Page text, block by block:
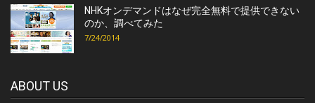
NHKオンデマンドはなぜ完全無料で提供できない
のか、調べてみた
7/24/2014
ABOUT US